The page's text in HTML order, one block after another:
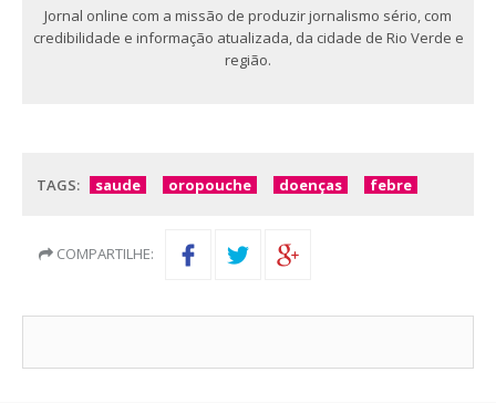
Jornal online com a missão de produzir jornalismo sério, com
credibilidade e informação atualizada, da cidade de Rio Verde e
região.
TAGS: saude oropouche doenças febre
COMPARTILHE: